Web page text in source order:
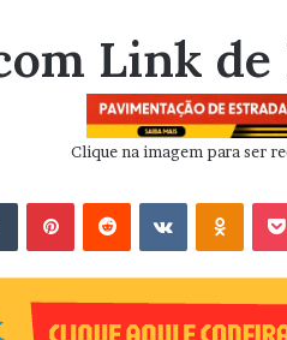
Link
Clique na imagem para ser
VK OK